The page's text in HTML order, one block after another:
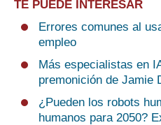
TE PUEDE INTERESAR
Errores comunes al
empleo
Más especialistas en
premonición de Jamie
¿Pueden los robots
humanos para 2050?